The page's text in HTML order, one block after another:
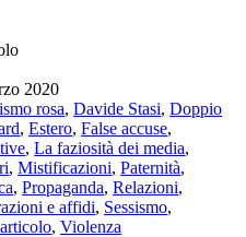
2020
rosa,Davide Stasi,Doppio
,Estero,False accuse,
,La faziosità dei media,
,Mistificazioni,Paternità,
,Propaganda,Relazioni,
e affidi, Sessismo,
,Violenza